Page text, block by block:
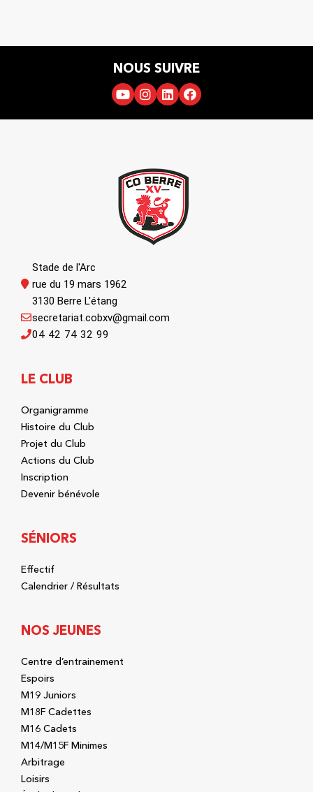
NOUS SUIVRE
Stade de l'Arc
rue du 19 mars 1962
3130 Berre L'étang
04 42 74 32 99
secretariat.cobxv@gmail.com
LE CLUB
Organigramme
Histoire du Club
Projet du Club
Actions du Club
Inscription
Devenir bénévole
SÉNIORS
Effectif
Calendrier / Résultats
NOS JEUNES
Centre d’entrainement
Espoirs
M19 Juniors
M18F Cadettes
M16 Cadets
M14/M15F Minimes
Arbitrage
Loisirs